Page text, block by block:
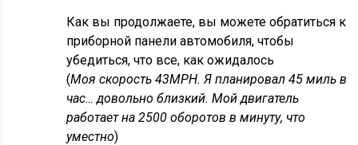
Как вы продолжаете, вы можете обратиться к
приборной панели автомобиля, чтобы
убедиться, что все, как ожидалось
(Моя скорость 43MPH. Я планировал 45 миль в
час… довольно близкий. Мой двигатель
работает на 2500 оборотов в минуту, что
уместно)